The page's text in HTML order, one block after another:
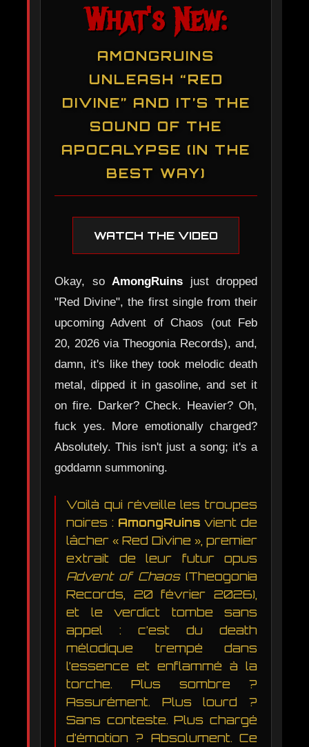
What's New:
AMONGRUINS
UNLEASH “RED
DIVINE” AND IT’S THE
SOUND OF THE
APOCALYPSE (IN THE
BEST WAY)
WATCH THE VIDEO
Okay, so AmongRuins just dropped
"Red Divine", the first single from their
upcoming Advent of Chaos (out Feb
20, 2026 via Theogonia Records), and,
damn, it's like they took melodic death
metal, dipped it in gasoline, and set it
on fire. Darker? Check. Heavier? Oh,
fuck yes. More emotionally charged?
Absolutely. This isn't just a song; it's a
goddamn summoning.
Voilà qui réveille les troupes
noires : AmongRuins vient de
lâcher « Red Divine », premier
extrait de leur futur opus
Advent of Chaos(Theogonia
Records, 20 février 2026),
et le verdict tombe sans
appel : c’est du death
mélodique trempé dans
l’essence et enflammé à la
torche. Plus sombre ?
Assurément. Plus lourd ?
Sans conteste. Plus chargé
d’émotion ? Absolument. Ce